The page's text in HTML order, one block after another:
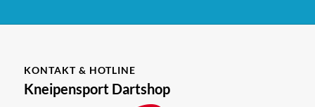
KONTAKT & HOTLINE
Kneipensport Dartshop